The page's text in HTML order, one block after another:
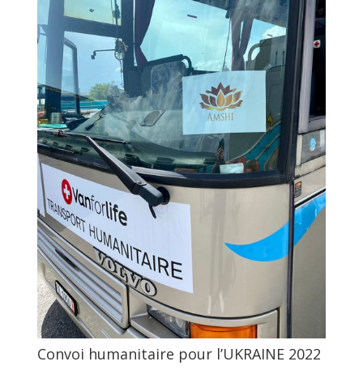
Convoi humanitaire pour l’UKRAINE 2022